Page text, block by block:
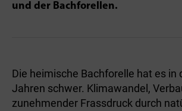
und der Bachforellen.
Die heimische Bachforelle hat es in
Jahren schwer. Klimawandel,
zunehmender Frassdruck durch